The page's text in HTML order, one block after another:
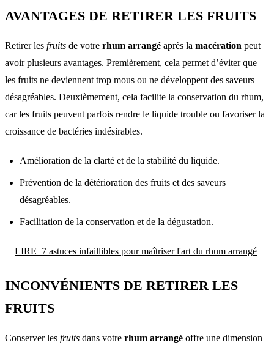
AVANTAGES DE RETIRER LES FRUITS
Retirer les fruits de votre rhum arrangé après la macération peut
avoir plusieurs avantages. Premièrement, cela permet d’éviter que
les fruits ne deviennent trop mous ou ne développent des saveurs
désagréables. Deuxièmement, cela facilite la conservation du rhum,
car les fruits peuvent parfois rendre le liquide trouble ou favoriser la
croissance de bactéries indésirables.
Amélioration de la clarté et de la stabilité du liquide.
Prévention de la détérioration des fruits et des saveurs
désagréables.
Facilitation de la conservation et de la dégustation.
LIRE 7 astuces infaillibles pour maîtriser l'art du rhum arrangé
INCONVÉNIENTS DE RETIRER LES
FRUITS
Conserver les fruits dans votre rhum arrangé offre une dimension